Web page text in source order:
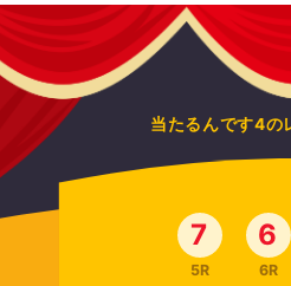
当たるんです4の
7
5R
6
6R